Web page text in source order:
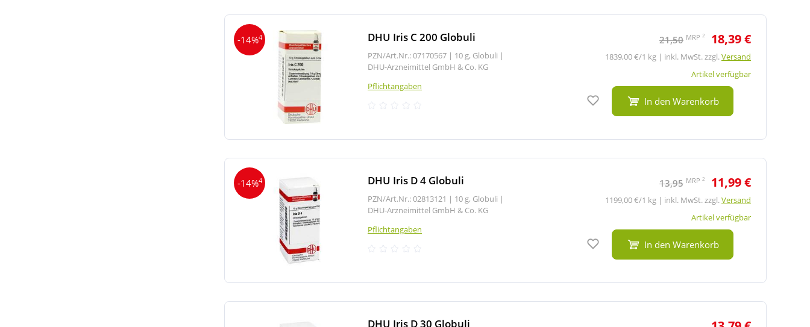
-14%4 DHU Iris C 200 Globuli
PZN/Art.Nr.: 07170567 | 10 g, Globuli |
DHU-Arzneimittel GmbH & Co. KG
Pflichtangaben
21,50 MRP 2 18,39 €
1839,00 €/1 kg | inkl. MwSt. zzgl.Versand
Artikel verfügbar
Auf den Merkzettel
In den Warenkorb
-14%4 DHU Iris D 4 Globuli
PZN/Art.Nr.: 02813121 | 10 g, Globuli |
DHU-Arzneimittel GmbH & Co. KG
Pflichtangaben
13,95 MRP 2 11,99 €
1199,00 €/1 kg | inkl. MwSt. zzgl.Versand
Artikel verfügbar
Auf den Merkzettel
In den Warenkorb
DHU Iris D 30 Globuli